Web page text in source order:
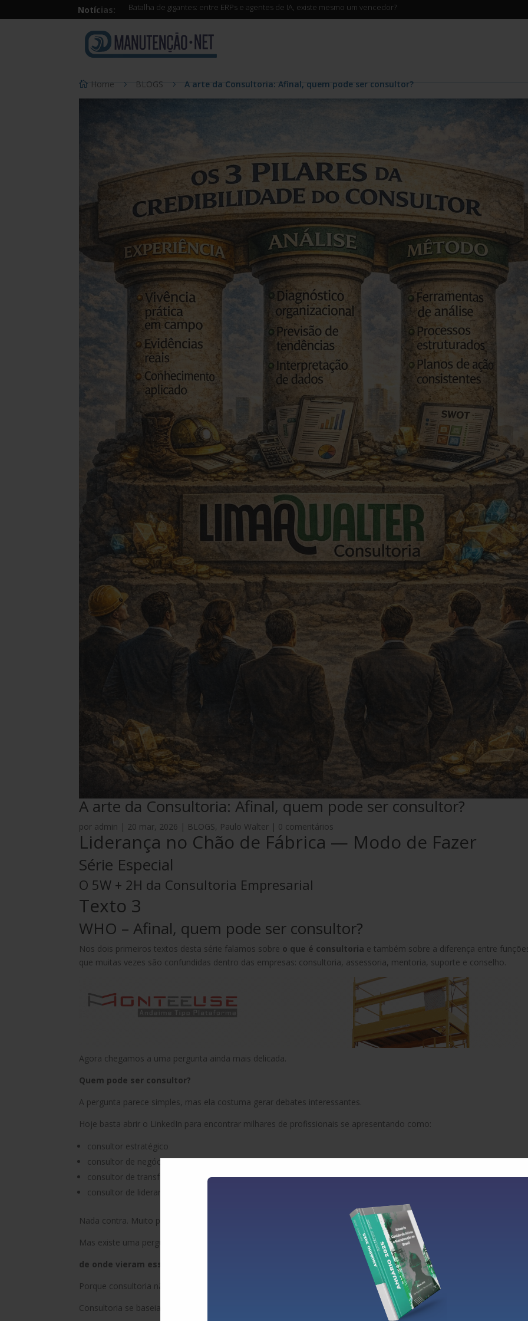
Notícias: Batalha de gigantes: entre ERPs e agentes de IA, existe mesmo um vencedor?
Home BLOGS A arte da Consultoria: Afinal, quem pode ser consultor?
A arte da Consultoria: Afinal, quem pode ser consultor?
por admin | 20 mar, 2026 | BLOGS, Paulo Walter | 0 comentários
Liderança no Chão de Fábrica — Modo de Fazer
Série Especial
O 5W + 2H da Consultoria Empresarial
Texto 3
WHO – Afinal, quem pode ser consultor?
Nos dois primeiros textos desta série falamos sobre o que é consultoria e também sobre a diferença entre
que muitas vezes são confundidas dentro das empresas: consultoria, assessoria, mentoria, suporte e conselho.
Agora chegamos a uma pergunta ainda mais delicada.
Quem pode ser consultor?
A pergunta parece simples, mas ela costuma gerar debates interessantes.
Hoje basta abrir o LinkedIn para encontrar milhares de profissionais se apresentando como:
consultor estratégico
consultor de negócios
consultor de transformação
consultor de liderança.
Nada contra. Muito pelo contrário.
Mas existe uma pergunta que sempre me vem à cabeça quando vejo essas apresentações:
de onde vieram essas experiências?
Porque consultoria não é apenas conhecimento teórico.
Consultoria se baseia fundamentalmente da